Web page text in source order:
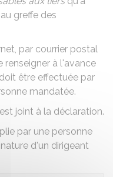
greffe des
par courrier postal
renseigner à l'avance
être effectuée par
mandatée.
joint à la déclaration.
par une personne
d'un dirigeant